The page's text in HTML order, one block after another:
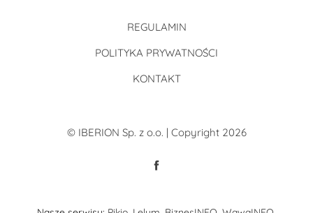
REGULAMIN
POLITYKA PRYWATNOŚCI
KONTAKT
© IBERION Sp. z o.o. | Copyright 2026